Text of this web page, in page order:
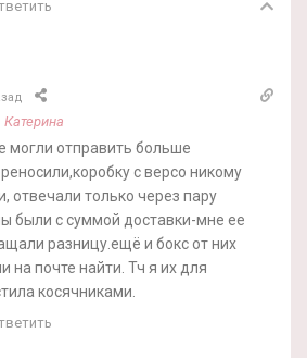
Катерина
могли отправить больше
с версо никому
отвечали только через пару
были с суммой доставки-мне ее
разницу.ещё и бокс от них
на почте найти. Тч я их для
косячниками.